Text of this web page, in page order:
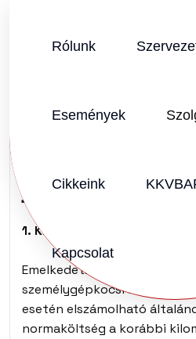
Rólunk
Események
Cikkeink
Kapcsolat
2017.01.22.
januártól
1. Kiküldetés, munkába
Emelkedett január 1-jével a
személygépkocsi hivatalos,
esetén elszámolható
normaköltség a korábbi